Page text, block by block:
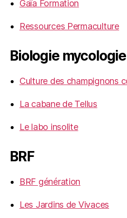
Gaïa Formation
Ressources Permaculture
Biologie
Culture des champignons
La cabane de Tellus
Le labo insolite
BRF
BRF génération
Les Jardins de Vivaces